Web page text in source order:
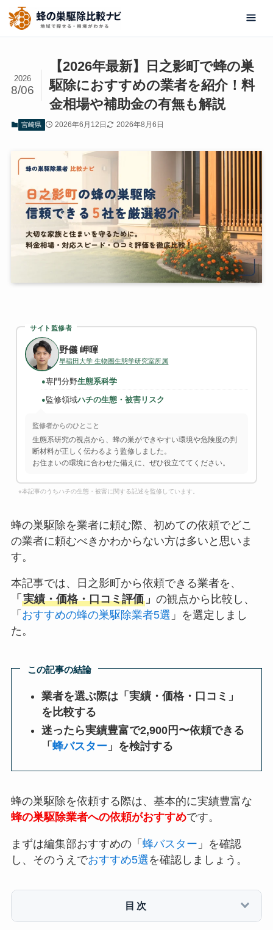
【2026年最新】日之影町で蜂の巣
駆除におすすめの業者を紹介！料
金相場や補助金の有無も解説
2026
8/06
宮崎県 2026年6月12日 2026年8月6日
サイト監修者
野儀 岬暉
早稲田大学 生物圏生態学研究室所属
●専門分野生態系科学
●監修領域ハチの生態・被害リスク
監修者からのひとこと
生態系研究の視点から、蜂の巣ができやすい環境や危険度の判
断材料が正しく伝わるよう監修しました。
お住まいの環境に合わせた備えに、ぜひ役立ててください。
※本記事のうちハチの生態・被害に関する記述を監修しています。
蜂の巣駆除を業者に頼む際、初めての依頼でどこ
の業者に頼むべきかわからない方は多いと思いま
す。
本記事では、日之影町から依頼できる業者を、
「 実績・価格・口コミ評価」 の観点から比較し、
「 おすすめの蜂の巣駆除業者5選 」を選定しまし
た。
この記事の結論
業者を選ぶ際は「実績・価格・口コミ」
を比較する
迷ったら実績豊富で2,900円〜依頼できる
「蜂バスター 」を検討する
蜂の巣駆除を依頼する際は、基本的に実績豊富な
蜂の巣駆除業者への依頼がおすすめです。
まずは編集部おすすめの「 蜂バスター 」を確認
し、そのうえでおすすめ5選 を確認しましょう。
目次